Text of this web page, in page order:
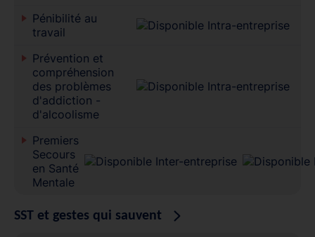
Pénibilité au
travail
Prévention et
compréhension
des problèmes
d'addiction -
d'alcoolisme
Premiers
Secours
en Santé
Mentale
SST et gestes qui sauvent